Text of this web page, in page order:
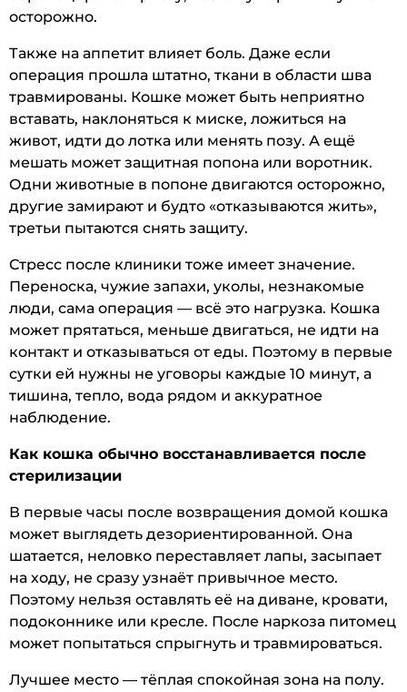
осторожно.
Также на аппетит влияет боль. Даже если
операция прошла штатно, ткани в области шва
травмированы. Кошке может быть неприятно
вставать, наклоняться к миске, ложиться на
живот, идти до лотка или менять позу. А ещё
мешать может защитная попона или воротник.
Одни животные в попоне двигаются осторожно,
другие замирают и будто «отказываются жить»,
третьи пытаются снять защиту.
Стресс после клиники тоже имеет значение.
Переноска, чужие запахи, уколы, незнакомые
люди, сама операция — всё это нагрузка. Кошка
может прятаться, меньше двигаться, не идти на
контакт и отказываться от еды. Поэтому в первые
сутки ей нужны не уговоры каждые 10 минут, а
тишина, тепло, вода рядом и аккуратное
наблюдение.
Как кошка обычно восстанавливается после
стерилизации
В первые часы после возвращения домой кошка
может выглядеть дезориентированной. Она
шатается, неловко переставляет лапы, засыпает
на ходу, не сразу узнаёт привычное место.
Поэтому нельзя оставлять её на диване, кровати,
подоконнике или кресле. После наркоза питомец
может попытаться спрыгнуть и травмироваться.
Лучшее место — тёплая спокойная зона на полу.